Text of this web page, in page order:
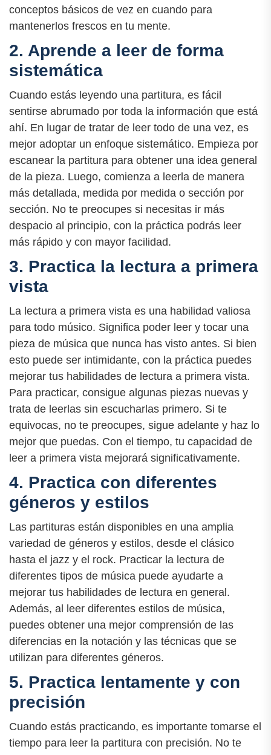
conceptos básicos de vez en cuando para
mantenerlos frescos en tu mente.
2. Aprende a leer de forma
sistemática
Cuando estás leyendo una partitura, es fácil
sentirse abrumado por toda la información que está
ahí. En lugar de tratar de leer todo de una vez, es
mejor adoptar un enfoque sistemático. Empieza por
escanear la partitura para obtener una idea general
de la pieza. Luego, comienza a leerla de manera
más detallada, medida por medida o sección por
sección. No te preocupes si necesitas ir más
despacio al principio, con la práctica podrás leer
más rápido y con mayor facilidad.
3. Practica la lectura a primera
vista
La lectura a primera vista es una habilidad valiosa
para todo músico. Significa poder leer y tocar una
pieza de música que nunca has visto antes. Si bien
esto puede ser intimidante, con la práctica puedes
mejorar tus habilidades de lectura a primera vista.
Para practicar, consigue algunas piezas nuevas y
trata de leerlas sin escucharlas primero. Si te
equivocas, no te preocupes, sigue adelante y haz lo
mejor que puedas. Con el tiempo, tu capacidad de
leer a primera vista mejorará significativamente.
4. Practica con diferentes
géneros y estilos
Las partituras están disponibles en una amplia
variedad de géneros y estilos, desde el clásico
hasta el jazz y el rock. Practicar la lectura de
diferentes tipos de música puede ayudarte a
mejorar tus habilidades de lectura en general.
Además, al leer diferentes estilos de música,
puedes obtener una mejor comprensión de las
diferencias en la notación y las técnicas que se
utilizan para diferentes géneros.
5. Practica lentamente y con
precisión
Cuando estás practicando, es importante tomarse el
tiempo para leer la partitura con precisión. No te